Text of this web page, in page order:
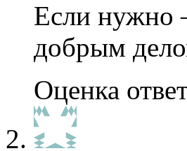
Если нужно
добрым
Оценка